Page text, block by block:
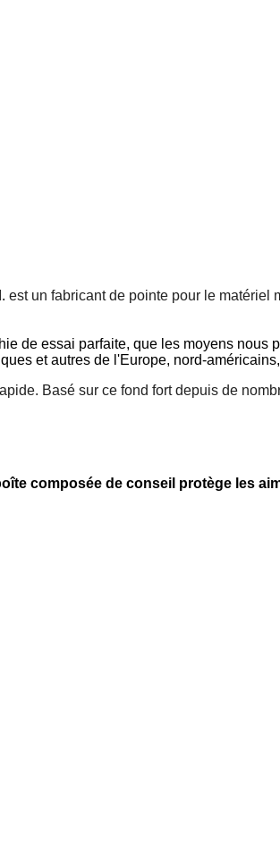
est un fabricant de pointe pour le matériel
de essai parfaite, que les moyens nous
et autres de l'Europe, nord-
Basé sur ce fond fort depuis de
composée de conseil protège les